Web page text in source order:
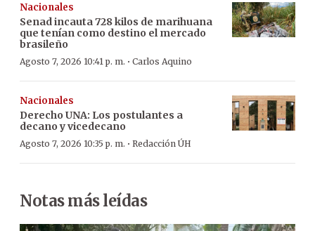
Nacionales
Senad incauta 728 kilos de marihuana
que tenían como destino el mercado
brasileño
Agosto 7, 2026 10:41 p. m. · Carlos Aquino
Nacionales
Derecho UNA: Los postulantes a
decano y vicedecano
Agosto 7, 2026 10:35 p. m. · Redacción ÚH
Notas más leídas